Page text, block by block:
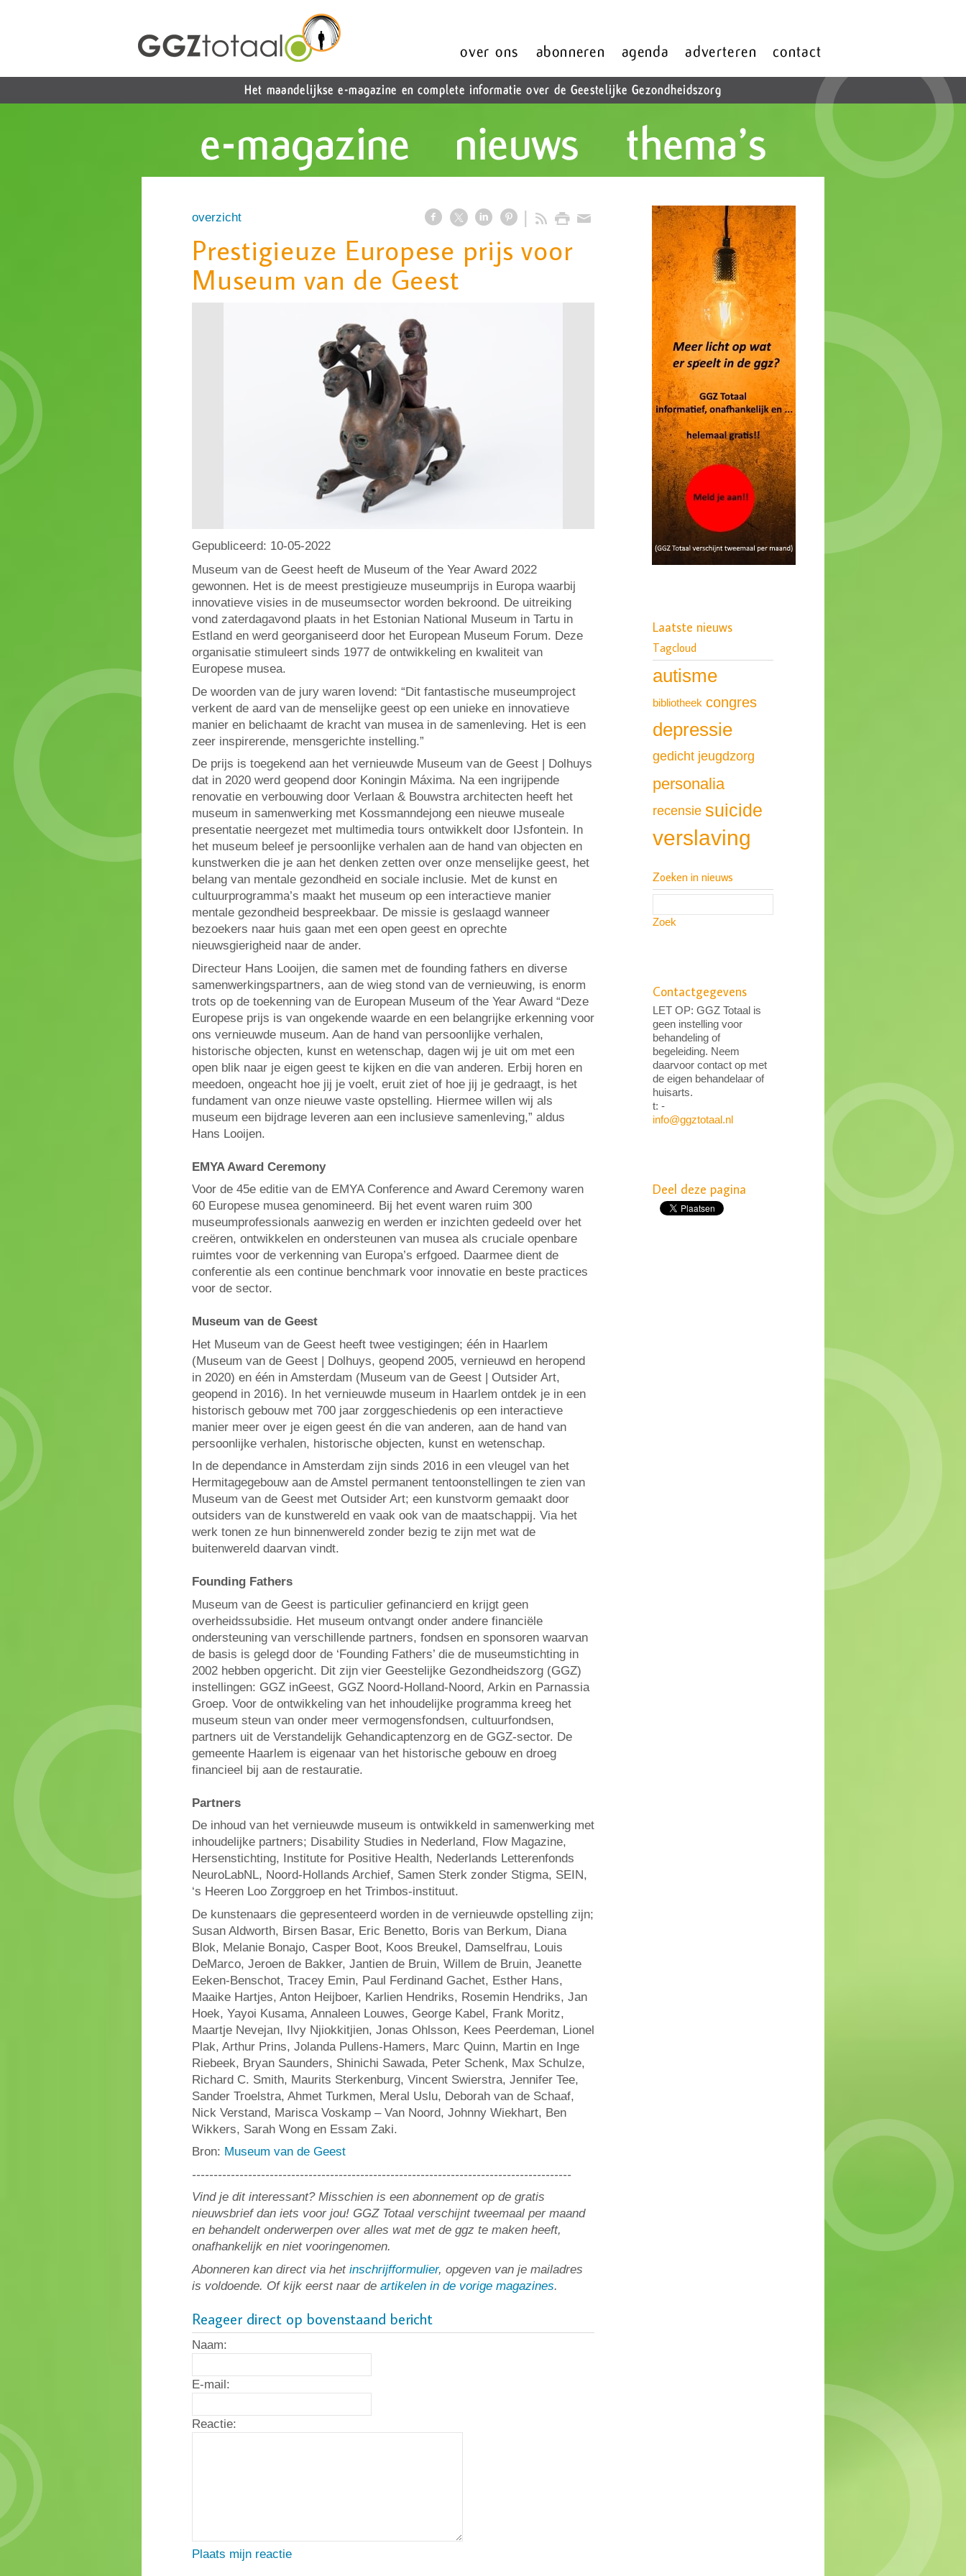
overzicht
Prestigieuze Europese prijs voor
Museum van de Geest
Gepubliceerd: 10-05-2022
Museum van de Geest heeft de Museum of the Year Award 2022
gewonnen. Het is de meest prestigieuze museumprijs in Europa waarbij
innovatieve visies in de museumsector worden bekroond. De uitreiking
vond zaterdagavond plaats in het Estonian National Museum in Tartu in
Estland en werd georganiseerd door het European Museum Forum. Deze
organisatie stimuleert sinds 1977 de ontwikkeling en kwaliteit van
Europese musea.
De woorden van de jury waren lovend: “Dit fantastische museumproject
verkent de aard van de menselijke geest op een unieke en innovatieve
manier en belichaamt de kracht van musea in de samenleving. Het is een
zeer inspirerende, mensgerichte instelling.”
De prijs is toegekend aan het vernieuwde Museum van de Geest | Dolhuys
dat in 2020 werd geopend door Koningin Máxima. Na een ingrijpende
renovatie en verbouwing door Verlaan & Bouwstra architecten heeft het
museum in samenwerking met Kossmanndejong een nieuwe museale
presentatie neergezet met multimedia tours ontwikkelt door IJsfontein. In
het museum beleef je persoonlijke verhalen aan de hand van objecten en
kunstwerken die je aan het denken zetten over onze menselijke geest, het
belang van mentale gezondheid en sociale inclusie. Met de kunst en
cultuurprogramma’s maakt het museum op een interactieve manier
mentale gezondheid bespreekbaar. De missie is geslaagd wanneer
bezoekers naar huis gaan met een open geest en oprechte
nieuwsgierigheid naar de ander.
Directeur Hans Looijen, die samen met de founding fathers en diverse
samenwerkingspartners, aan de wieg stond van de vernieuwing, is enorm
trots op de toekenning van de European Museum of the Year Award “Deze
Europese prijs is van ongekende waarde en een belangrijke erkenning voor
ons vernieuwde museum. Aan de hand van persoonlijke verhalen,
historische objecten, kunst en wetenschap, dagen wij je uit om met een
open blik naar je eigen geest te kijken en die van anderen. Erbij horen en
meedoen, ongeacht hoe jij je voelt, eruit ziet of hoe jij je gedraagt, is het
fundament van onze nieuwe vaste opstelling. Hiermee willen wij als
museum een bijdrage leveren aan een inclusieve samenleving,” aldus
Hans Looijen.
EMYA Award Ceremony
Voor de 45e editie van de EMYA Conference and Award Ceremony waren
60 Europese musea genomineerd. Bij het event waren ruim 300
museumprofessionals aanwezig en werden er inzichten gedeeld over het
creëren, ontwikkelen en ondersteunen van musea als cruciale openbare
ruimtes voor de verkenning van Europa’s erfgoed. Daarmee dient de
conferentie als een continue benchmark voor innovatie en beste practices
voor de sector.
Museum van de Geest
Het Museum van de Geest heeft twee vestigingen; één in Haarlem
(Museum van de Geest | Dolhuys, geopend 2005, vernieuwd en heropend
in 2020) en één in Amsterdam (Museum van de Geest | Outsider Art,
geopend in 2016). In het vernieuwde museum in Haarlem ontdek je in een
historisch gebouw met 700 jaar zorggeschiedenis op een interactieve
manier meer over je eigen geest én die van anderen, aan de hand van
persoonlijke verhalen, historische objecten, kunst en wetenschap.
In de dependance in Amsterdam zijn sinds 2016 in een vleugel van het
Hermitagegebouw aan de Amstel permanent tentoonstellingen te zien van
Museum van de Geest met Outsider Art; een kunstvorm gemaakt door
outsiders van de kunstwereld en vaak ook van de maatschappij. Via het
werk tonen ze hun binnenwereld zonder bezig te zijn met wat de
buitenwereld daarvan vindt.
Founding Fathers
Museum van de Geest is particulier gefinancierd en krijgt geen
overheidssubsidie. Het museum ontvangt onder andere financiële
ondersteuning van verschillende partners, fondsen en sponsoren waarvan
de basis is gelegd door de ‘Founding Fathers’ die de museumstichting in
2002 hebben opgericht. Dit zijn vier Geestelijke Gezondheidszorg (GGZ)
instellingen: GGZ inGeest, GGZ Noord-Holland-Noord, Arkin en Parnassia
Groep. Voor de ontwikkeling van het inhoudelijke programma kreeg het
museum steun van onder meer vermogensfondsen, cultuurfondsen,
partners uit de Verstandelijk Gehandicaptenzorg en de GGZ-sector. De
gemeente Haarlem is eigenaar van het historische gebouw en droeg
financieel bij aan de restauratie.
Partners
De inhoud van het vernieuwde museum is ontwikkeld in samenwerking met
inhoudelijke partners; Disability Studies in Nederland, Flow Magazine,
Hersenstichting, Institute for Positive Health, Nederlands Letterenfonds
NeuroLabNL, Noord-Hollands Archief, Samen Sterk zonder Stigma, SEIN,
‘s Heeren Loo Zorggroep en het Trimbos-instituut.
De kunstenaars die gepresenteerd worden in de vernieuwde opstelling zijn;
Susan Aldworth, Birsen Basar, Eric Benetto, Boris van Berkum, Diana
Blok, Melanie Bonajo, Casper Boot, Koos Breukel, Damselfrau, Louis
DeMarco, Jeroen de Bakker, Jantien de Bruin, Willem de Bruin, Jeanette
Eeken-Benschot, Tracey Emin, Paul Ferdinand Gachet, Esther Hans,
Maaike Hartjes, Anton Heijboer, Karlien Hendriks, Rosemin Hendriks, Jan
Hoek, Yayoi Kusama, Annaleen Louwes, George Kabel, Frank Moritz,
Maartje Nevejan, Ilvy Njiokkitjien, Jonas Ohlsson, Kees Peerdeman, Lionel
Plak, Arthur Prins, Jolanda Pullens-Hamers, Marc Quinn, Martin en Inge
Riebeek, Bryan Saunders, Shinichi Sawada, Peter Schenk, Max Schulze,
Richard C. Smith, Maurits Sterkenburg, Vincent Swierstra, Jennifer Tee,
Sander Troelstra, Ahmet Turkmen, Meral Uslu, Deborah van de Schaaf,
Nick Verstand, Marisca Voskamp – Van Noord, Johnny Wiekhart, Ben
Wikkers, Sarah Wong en Essam Zaki.
Bron: Museum van de Geest
----------------------------------------------------------------------------------------
Vind je dit interessant? Misschien is een abonnement op de gratis
nieuwsbrief dan iets voor jou! GGZ Totaal verschijnt tweemaal per maand
en behandelt onderwerpen over alles wat met de ggz te maken heeft,
onafhankelijk en niet vooringenomen.
Abonneren kan direct via het inschrijfformulier, opgeven van je mailadres
is voldoende. Of kijk eerst naar de artikelen in de vorige magazines.
Reageer direct op bovenstaand bericht
Naam:
E-mail:
Reactie:
Plaats mijn reactie
Laatste nieuws
Tagcloud
autisme
bibliotheek congres
depressie
gedicht jeugdzorg
personalia
recensie suicide
verslaving
Zoeken in nieuws
Zoek
Contactgegevens
LET OP: GGZ Totaal is
geen instelling voor
behandeling of
begeleiding. Neem
daarvoor contact op met
de eigen behandelaar of
huisarts.
t: -
info@ggztotaal.nl
Deel deze pagina